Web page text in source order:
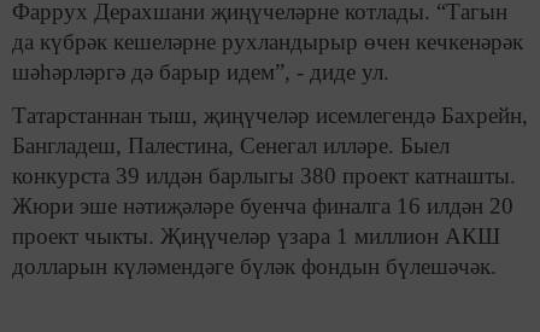
Фаррух Дерахшани җиңүчеләрне котлады. “Тагын
да күбрәк кешеләрне рухландырыр өчен кечкенәрәк
шәһәрләргә дә барыр идем”, - диде ул.
Татарстаннан тыш, җиңүчеләр исемлегендә Бахрейн,
Бангладеш, Палестина, Сенегал илләре. Быел
конкурста 39 илдән барлыгы 380 проект катнашты.
Жюри эше нәтиҗәләре буенча финалга 16 илдән 20
проект чыкты. Җиңүчеләр үзара 1 миллион АКШ
долларын күләмендәге бүләк фондын бүлешәчәк.